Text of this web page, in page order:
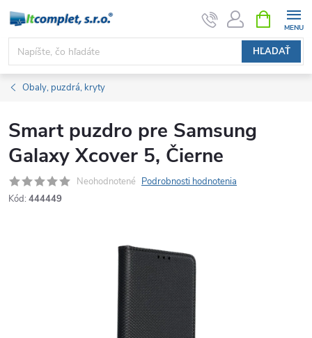
Prejsť
obsah
HĽADAŤ
KOŠÍK
Obaly, puzdrá, kryty
Smart puzdro pre Samsung
Galaxy Xcover 5, Čierne
Neohodnotené Podrobnosti hodnotenia
Kód: 444449